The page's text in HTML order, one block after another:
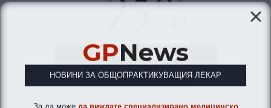
GPNews
НОВИНИ ЗА ОБЩОПРАКТИКУВАЩИЯ ЛЕКАР
За да може да виждате специализирано медицинско